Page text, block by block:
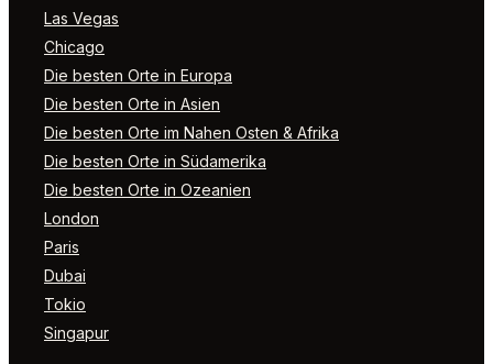
Las Vegas
Chicago
Die besten Orte in Europa
Die besten Orte in Asien
Die besten Orte im Nahen Osten & Afrika
Die besten Orte in Südamerika
Die besten Orte in Ozeanien
London
Paris
Dubai
Tokio
Singapur